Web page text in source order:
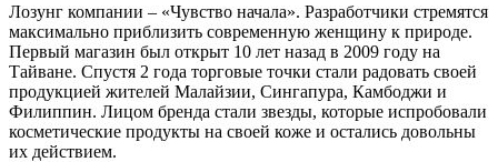
Лозунг компании – «Чувство начала». Разработчики стремятся
максимально приблизить современную женщину к природе.
Первый магазин был открыт 10 лет назад в 2009 году на
Тайване. Спустя 2 года торговые точки стали радовать своей
продукцией жителей Малайзии, Сингапура, Камбоджи и
Филиппин. Лицом бренда стали звезды, которые испробовали
косметические продукты на своей коже и остались довольны
их действием.